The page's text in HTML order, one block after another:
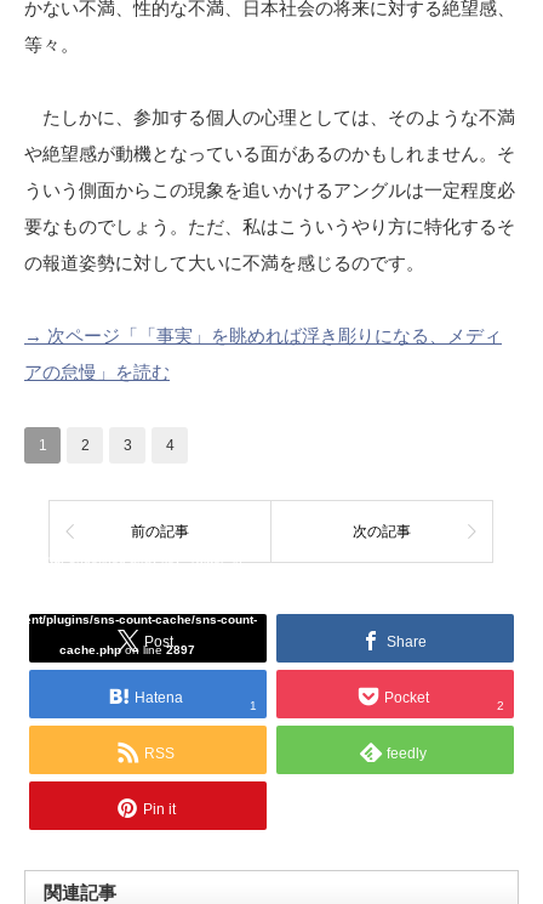
かない不満、性的な不満、日本社会の将来に対する絶望感、
等々。
たしかに、参加する個人の心理としては、そのような不満
や絶望感が動機となっている面があるのかもしれません。そ
ういう側面からこの現象を追いかけるアングルは一定程度必
要なものでしょう。ただ、私はこういうやり方に特化するそ
の報道姿勢に対して大いに不満を感じるのです。
→ 次ページ「「事実」を眺めれば浮き彫りになる、メディ
アの怠慢」を読む
1 2 3 4
前の記事 次の記事
Post
plugins/sns-count-cache/sns-count-
cache.phpon line2897 Share
Hatena 1 Pocket 2
RSS feedly
Pin it
関連記事